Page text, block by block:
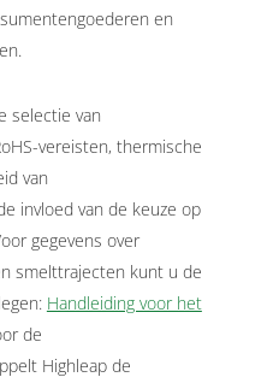
en
selectie van
vereisten, thermische
van
invloed van de keuze op
gegevens over
smelttrajecten kunt u de
Handleiding voor het
de
Highleap de